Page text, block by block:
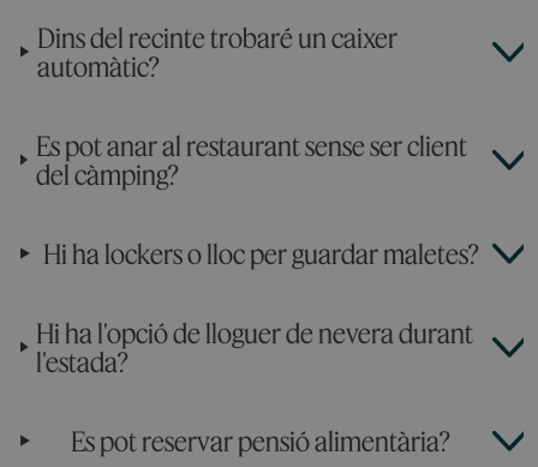
Dins del recinte trobaré un caixer
automàtic?
Es pot anar al restaurant sense ser client
del càmping?
Hi ha lockers o lloc per guardar maletes?
Hi ha l'opció de lloguer de nevera durant
l'estada?
Es pot reservar pensió alimentària?